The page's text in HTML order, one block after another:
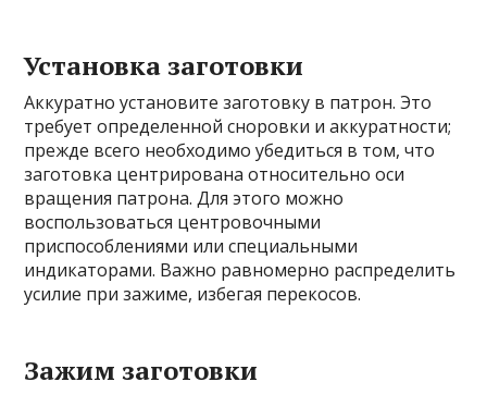
Установка заготовки
Аккуратно установите заготовку в патрон. Это
требует определенной сноровки и аккуратности;
прежде всего необходимо убедиться в том, что
заготовка центрирована относительно оси
вращения патрона. Для этого можно
воспользоваться центровочными
приспособлениями или специальными
индикаторами. Важно равномерно распределить
усилие при зажиме, избегая перекосов.
Зажим заготовки